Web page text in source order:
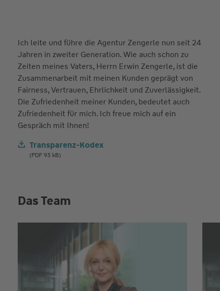
Ich leite und führe die Agentur Zengerle nun seit 24
Jahren in zweiter Generation. Wie auch schon zu
Zeiten meines Vaters, Herrn Erwin Zengerle, ist die
Zusammenarbeit mit meinen Kunden geprägt von
Fairness, Vertrauen, Ehrlichkeit und Zuverlässigkeit.
Die Zufriedenheit meiner Kunden, bedeutet auch
Zufriedenheit für mich. Ich freue mich auf ein
Gespräch mit Ihnen!
Transparenz-Kodex
(PDF 93 kB)
Das Team